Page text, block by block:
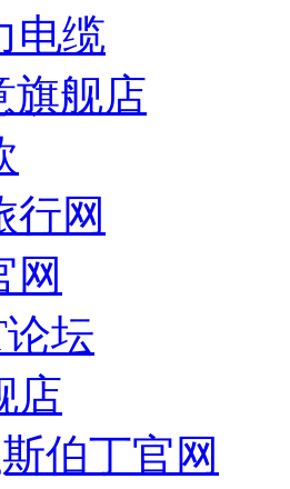
电缆
旗舰店
行网
网
坛
店
伯丁官网